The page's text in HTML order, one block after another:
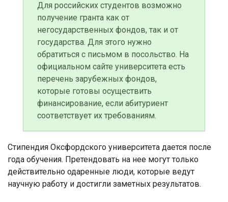
Для российских студентов возможно
получение гранта как от
негосударственных фондов, так и от
государства. Для этого нужно
обратиться с письмом в посольство. На
официальном сайте университета есть
перечень зарубежных фондов,
которые готовы осуществить
финансирование, если абитуриент
соответствует их требованиям.
Стипендия Оксфордского университета дается после
года обучения. Претендовать на нее могут только
действительно одаренные люди, которые ведут
научную работу и достигли заметных результатов.